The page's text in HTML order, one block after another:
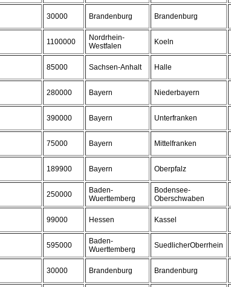
30000 Brandenburg Brandenburg
1100000
Nordrhein-
Westfalen
Koeln
85000 Sachsen-Anhalt Halle
280000 Bayern Niederbayern
390000 Bayern Unterfranken
75000 Bayern Mittelfranken
189900 Bayern Oberpfalz
250000
Baden-
Wuerttemberg
Bodensee-
Oberschwaben
99000 Hessen Kassel
595000
Baden-
Wuerttemberg
SuedlicherOberrhein
30000 Brandenburg Brandenburg